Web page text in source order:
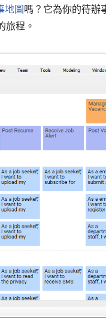
地圖 嗎？它為你的待辦
旅程。